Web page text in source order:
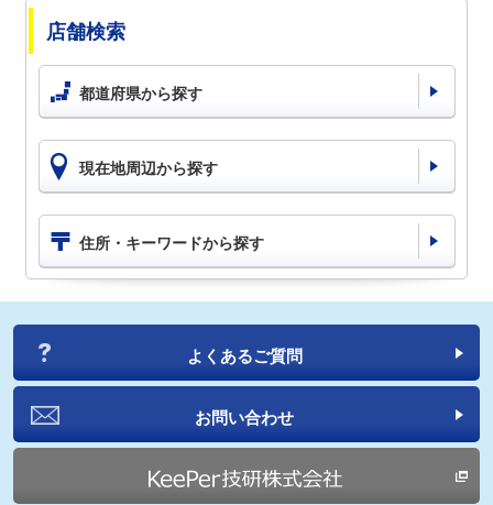
店舗検索
都道府県から探す
現在地周辺から探す
住所・キーワードから探す
よくあるご質問
お問い合わせ